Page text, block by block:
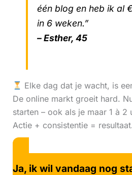
één blog en heb ik al
in 6 weken.”
– Esther, 45
Elke dag dat je wacht, is
De online markt groeit hard.
starten – ook als je maar 1 à 2
Actie + consistentie =
Ja, ik wil vandaag nog